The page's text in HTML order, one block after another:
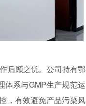
后顾之忧。公司持有鄂
体系与GMP生产规范运
，有效避免产品污染风